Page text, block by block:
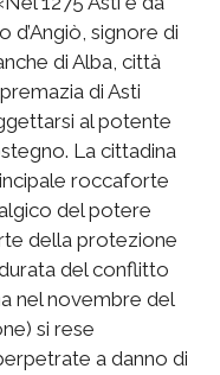
d’Angiò, signore di
di Alba, città
di Asti
al potente
La cittadina
roccaforte
del potere
della protezione
del conflitto
nel novembre del
si rese
a danno di